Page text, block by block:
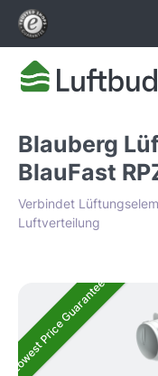
Blauberg
BlauFast
mm
Verbindet
Luftverteilung
Afbeeldingengalerij
Lowest Price Guarantee